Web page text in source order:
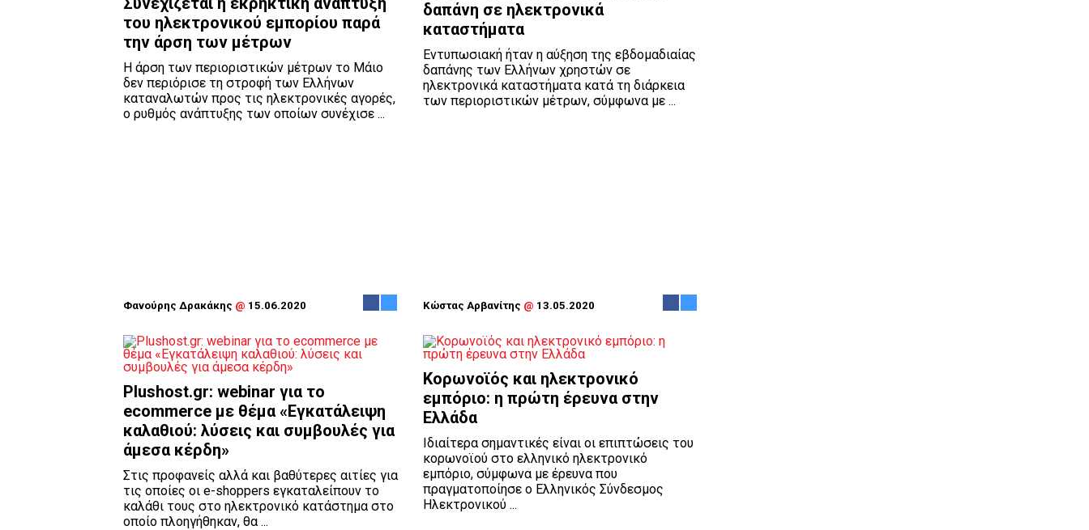
του ηλεκτρονικού εμπορίου παρά
την άρση των μέτρων
Η άρση των περιοριστικών μέτρων το Μάιο
δεν περιόρισε τη στροφή των Ελλήνων
καταναλωτών προς τις ηλεκτρονικές αγορές,
ο ρυθμός ανάπτυξης των οποίων συνέχισε ...
Φανούρης Δρακάκης @ 15.06.2020
δαπάνη σε ηλεκτρονικά
καταστήματα
Εντυπωσιακή ήταν η αύξηση της εβδομαδιαίας
δαπάνης των Ελλήνων χρηστών σε
ηλεκτρονικά καταστήματα κατά τη διάρκεια
των περιοριστικών μέτρων, σύμφωνα με ...
Κώστας Αρβανίτης @ 13.05.2020
Plushost.gr: webinar για το
ecommerce με θέμα «Εγκατάλειψη
καλαθιού: λύσεις και συμβουλές για
άμεσα κέρδη»
Στις προφανείς αλλά και βαθύτερες αιτίες για
τις οποίες οι e-shoppers εγκαταλείπουν το
καλάθι τους στο ηλεκτρονικό κατάστημα στο
οποίο πλοηγήθηκαν, θα ...
Κορωνοϊός και ηλεκτρονικό
εμπόριο: η πρώτη έρευνα στην
Ελλάδα
Ιδιαίτερα σημαντικές είναι οι επιπτώσεις του
κορωνοϊού στο ελληνικό ηλεκτρονικό
εμπόριο, σύμφωνα με έρευνα που
πραγματοποίησε ο Ελληνικός Σύνδεσμος
Ηλεκτρονικού ...